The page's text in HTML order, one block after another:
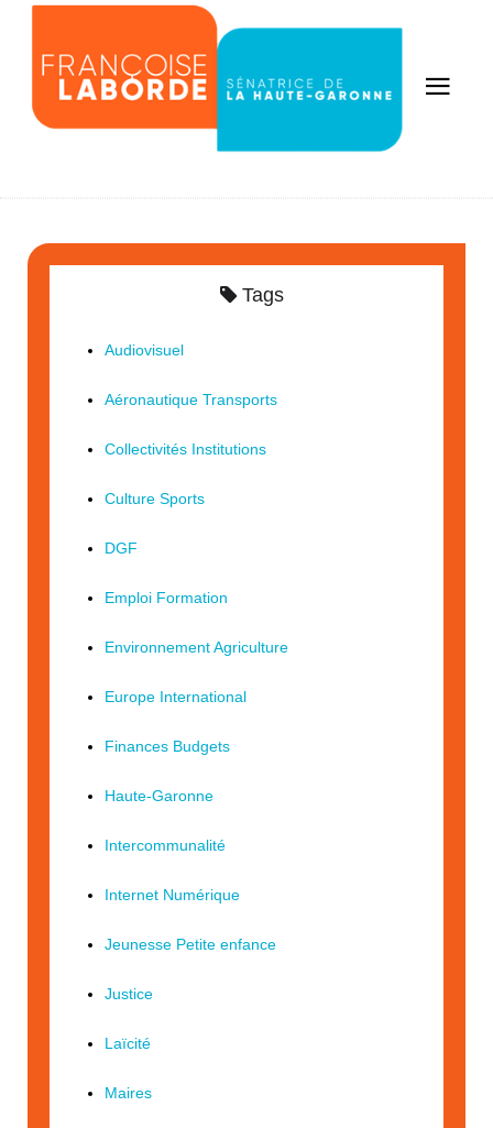
Tags
Audiovisuel
Aéronautique Transports
Collectivités Institutions
Culture Sports
DGF
Emploi Formation
Environnement Agriculture
Europe International
Finances Budgets
Haute-Garonne
Intercommunalité
Internet Numérique
Jeunesse Petite enfance
Justice
Laïcité
Maires